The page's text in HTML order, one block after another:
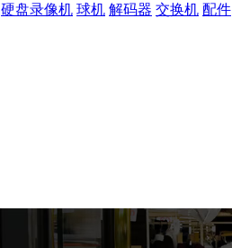
硬盘录像机 球机 解码器 交换机 配件